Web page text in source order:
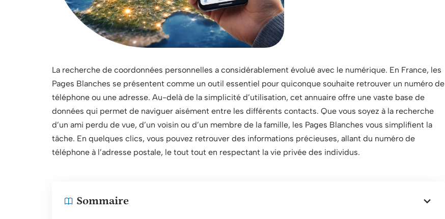
La recherche de coordonnées personnelles a considérablement évolué avec le numérique. En France, les
Pages Blanches se présentent comme un outil essentiel pour quiconque souhaite retrouver un numéro de
téléphone ou une adresse. Au-delà de la simplicité d’utilisation, cet annuaire offre une vaste base de
données qui permet de naviguer aisément entre les différents contacts. Que vous soyez à la recherche
d’un ami perdu de vue, d’un voisin ou d’un membre de la famille, les Pages Blanches vous simplifient la
tâche. En quelques clics, vous pouvez retrouver des informations précieuses, allant du numéro de
téléphone à l’adresse postale, le tout tout en respectant la vie privée des individus.
Sommaire